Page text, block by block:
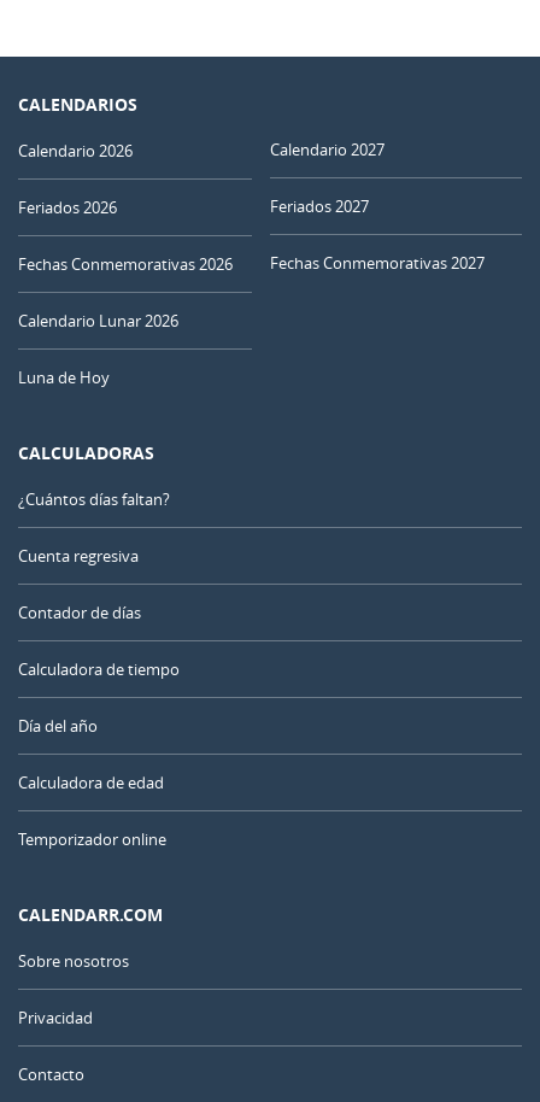
CALENDARIOS
Calendario 2026
Feriados 2026
Fechas Conmemorativas 2026
Calendario Lunar 2026
Luna de Hoy
Calendario 2027
Feriados 2027
Fechas Conmemorativas 2027
CALCULADORAS
¿Cuántos días faltan?
Cuenta regresiva
Contador de días
Calculadora de tiempo
Día del año
Calculadora de edad
Temporizador online
CALENDARR.COM
Sobre nosotros
Privacidad
Contacto